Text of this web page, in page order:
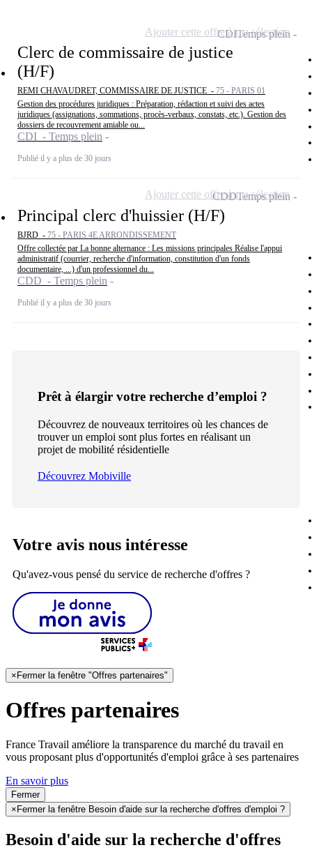
Clerc de commissaire de justice
(H/F)
REMI CHAVAUDRET, COMMISSAIRE DE JUSTICE - 75 - PARIS 01
Gestion des procédures juridiques : Préparation, rédaction et suivi des actes
juridiques (assignations, sommations, procès-verbaux, constats, etc.). Gestion des
dossiers de recouvrement amiable ou...
CDI - Temps plein
Publié il y a plus de 30 jours
CDITemps plein
Ajouter cette offre à ma sélection
Principal clerc d'huissier (H/F)
BJRD - 75 - PARIS 4E ARRONDISSEMENT
Offre collectée par La bonne alternance : Les missions principales Réalise l'appui
administratif (courrier, recherche d'information, constitution d'un fonds
documentaire, ...) d'un professionnel du...
CDD - Temps plein
Publié il y a plus de 30 jours
CDDTemps plein
Ajouter cette offre à ma sélection
Prêt à élargir votre recherche d’emploi ?
Découvrez de nouveaux territoires où les chances de
trouver un emploi sont plus fortes en réalisant un
projet de mobilité résidentielle
Découvrez Mobiville
Votre avis nous intéresse
Qu'avez-vous pensé du service de recherche d'offres ?
× Fermer la fenêtre "Offres partenaires"
Offres partenaires
France Travail améliore la transparence du marché du travail en
vous proposant plus d'opportunités d'emploi grâce à ses partenaires
En savoir plus
Fermer
× Fermer la fenêtre Besoin d'aide sur la recherche d'offres d'emploi ?
Besoin d'aide sur la recherche d'offres